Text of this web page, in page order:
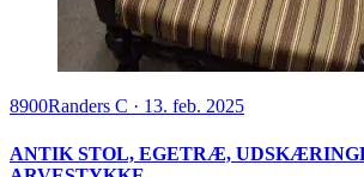
8900Randers C · 13. feb. 2025
ANTIK STOL, EGETRÆ,